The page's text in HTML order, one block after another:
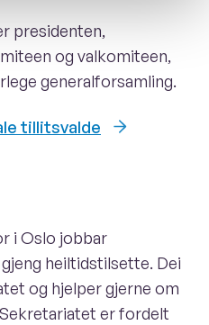
presidenten,
og valkomiteen,
generalforsamling.
tillitsvalde
i Oslo jobbar
heiltidstilsette. Dei
og hjelper gjerne om
er fordelt